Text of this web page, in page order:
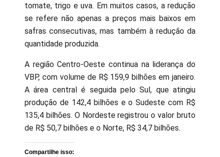
tomate, trigo e uva. Em muitos casos, a redução
se refere não apenas a preços mais baixos em
safras consecutivas, mas também à redução da
quantidade produzida.
A região Centro-Oeste continua na liderança do
VBP, com volume de R$ 159,9 bilhões em janeiro.
A área central é seguida pelo Sul, que atingiu
produção de 142,4 bilhões e o Sudeste com R$
135,4 bilhões. O Nordeste registrou o valor bruto
de R$ 50,7 bilhões e o Norte, R$ 34,7 bilhões.
Compartilhe isso: